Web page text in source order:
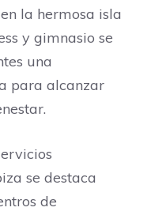
la hermosa isla
y gimnasio se
una
para alcanzar
se destaca
de